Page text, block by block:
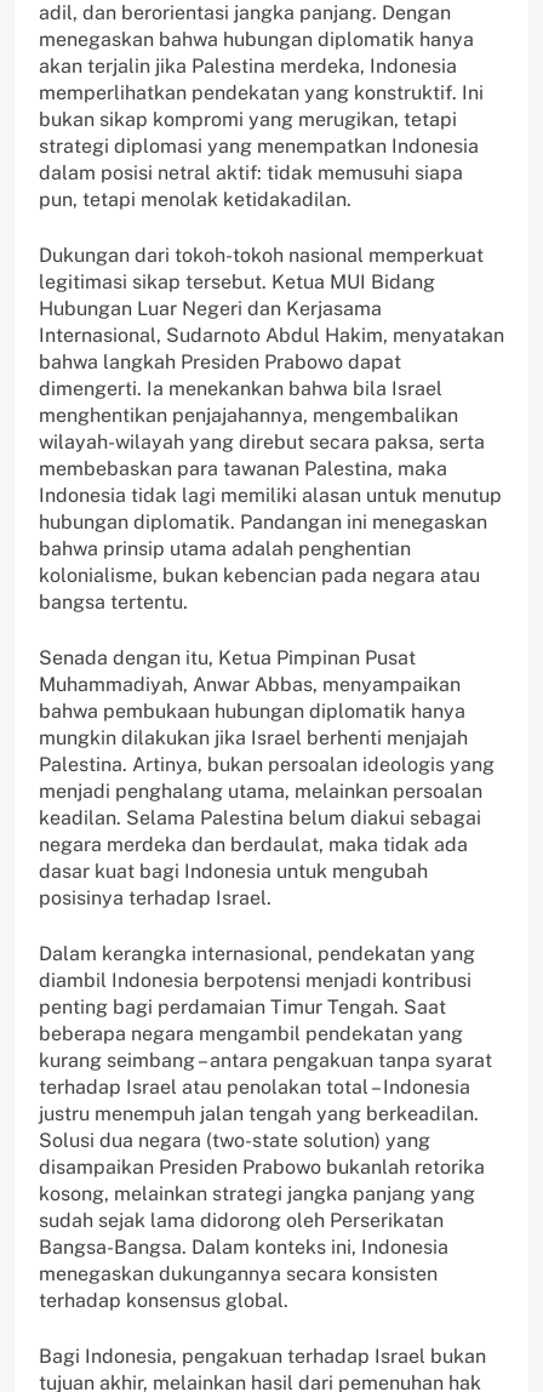
adil, dan berorientasi jangka panjang. Dengan
menegaskan bahwa hubungan diplomatik hanya
akan terjalin jika Palestina merdeka, Indonesia
memperlihatkan pendekatan yang konstruktif. Ini
bukan sikap kompromi yang merugikan, tetapi
strategi diplomasi yang menempatkan Indonesia
dalam posisi netral aktif: tidak memusuhi siapa
pun, tetapi menolak ketidakadilan.
Dukungan dari tokoh-tokoh nasional memperkuat
legitimasi sikap tersebut. Ketua MUI Bidang
Hubungan Luar Negeri dan Kerjasama
Internasional, Sudarnoto Abdul Hakim, menyatakan
bahwa langkah Presiden Prabowo dapat
dimengerti. Ia menekankan bahwa bila Israel
menghentikan penjajahannya, mengembalikan
wilayah-wilayah yang direbut secara paksa, serta
membebaskan para tawanan Palestina, maka
Indonesia tidak lagi memiliki alasan untuk menutup
hubungan diplomatik. Pandangan ini menegaskan
bahwa prinsip utama adalah penghentian
kolonialisme, bukan kebencian pada negara atau
bangsa tertentu.
Senada dengan itu, Ketua Pimpinan Pusat
Muhammadiyah, Anwar Abbas, menyampaikan
bahwa pembukaan hubungan diplomatik hanya
mungkin dilakukan jika Israel berhenti menjajah
Palestina. Artinya, bukan persoalan ideologis yang
menjadi penghalang utama, melainkan persoalan
keadilan. Selama Palestina belum diakui sebagai
negara merdeka dan berdaulat, maka tidak ada
dasar kuat bagi Indonesia untuk mengubah
posisinya terhadap Israel.
Dalam kerangka internasional, pendekatan yang
diambil Indonesia berpotensi menjadi kontribusi
penting bagi perdamaian Timur Tengah. Saat
beberapa negara mengambil pendekatan yang
kurang seimbang – antara pengakuan tanpa syarat
terhadap Israel atau penolakan total – Indonesia
justru menempuh jalan tengah yang berkeadilan.
Solusi dua negara (two-state solution) yang
disampaikan Presiden Prabowo bukanlah retorika
kosong, melainkan strategi jangka panjang yang
sudah sejak lama didorong oleh Perserikatan
Bangsa-Bangsa. Dalam konteks ini, Indonesia
menegaskan dukungannya secara konsisten
terhadap konsensus global.
Bagi Indonesia, pengakuan terhadap Israel bukan
tujuan akhir, melainkan hasil dari pemenuhan hak